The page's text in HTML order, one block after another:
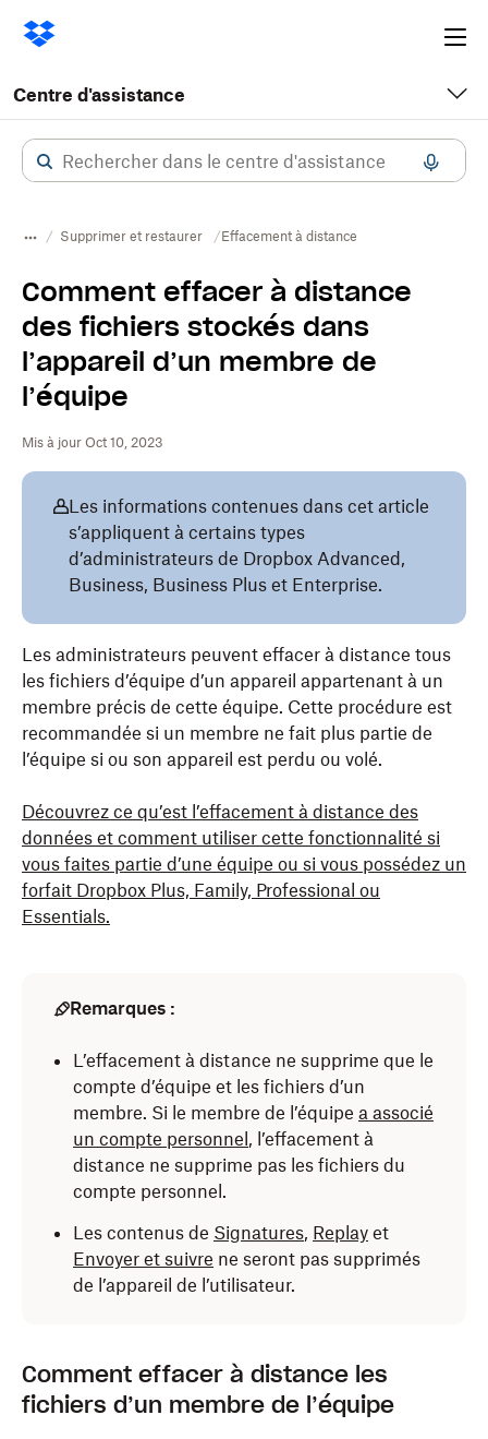
Centre d'assistance
Supprimer et restaurer Effacement à distance
Comment effacer à distance
des fichiers stockés dans
l’appareil d’un membre de
l’équipe
Mis à jour Oct 10, 2023
Les informations contenues dans cet article
s’appliquent à certains types
d’administrateurs de Dropbox Advanced,
Business, Business Plus et Enterprise.
Les administrateurs peuvent effacer à distance tous
les fichiers d’équipe d’un appareil appartenant à un
membre précis de cette équipe. Cette procédure est
recommandée si un membre ne fait plus partie de
l’équipe si ou son appareil est perdu ou volé.
Découvrez ce qu’est l’effacement à distance des
données et comment utiliser cette fonctionnalité si
vous faites partie d’une équipe ou si vous possédez un
forfait Dropbox Plus, Family, Professional ou
Essentials.
Remarques :
L’effacement à distance ne supprime que le
compte d’équipe et les fichiers d’un
membre. Si le membre de l’équipe a associé
un compte personnel , l’effacement à
distance ne supprime pas les fichiers du
compte personnel.
Les contenus de Signatures, Replay et
Envoyer et suivre ne seront pas supprimés
de l’appareil de l’utilisateur.
Comment effacer à distance les
fichiers d’un membre de l’équipe